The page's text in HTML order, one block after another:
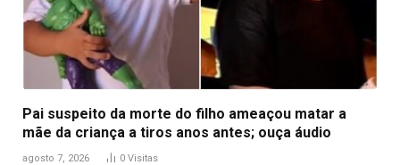
Pai suspeito da morte do filho ameaçou matar a
mãe da criança a tiros anos antes; ouça áudio
agosto 7, 2026 0 Visitas